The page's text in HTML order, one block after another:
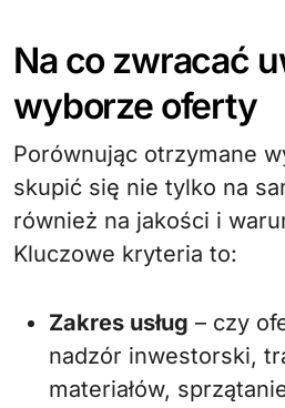
Na co zwracać
wyborze oferty
Porównując otrzymane
skupić się nie tylko na
również na jakości i
Kluczowe kryteria to:
Zakres usług – czy
nadzór inwestorski,
materiałów,